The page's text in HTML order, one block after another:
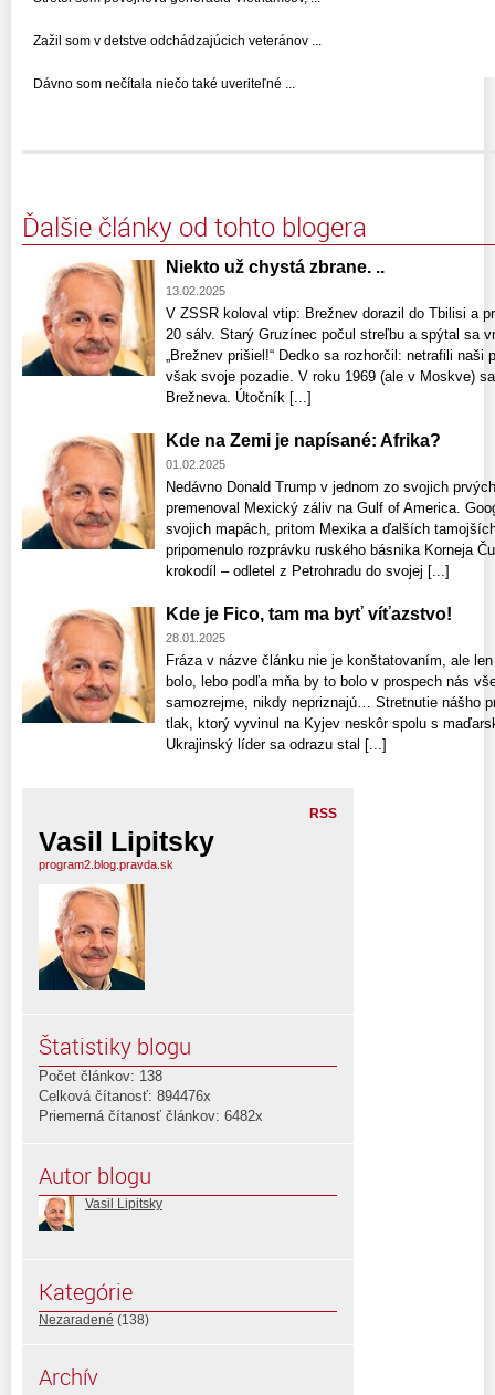
Zažil som v detstve odchádzajúcich veteránov ...
Dávno som nečítala niečo také uveriteľné ...
Ďalšie články od tohto blogera
Niekto už chystá zbrane. ..
13.02.2025
V ZSSR koloval vtip: Brežnev dorazil do Tbilisi a
20 sálv. Starý Gruzínec počul streľbu a spýtal sa
„Brežnev prišiel!“ Dedko sa rozhorčil: netrafili
však svoje pozadie. V roku 1969 (ale v Moskve)
Brežneva. Útočník [...]
Kde na Zemi je napísané: Afrika?
01.02.2025
Nedávno Donald Trump v jednom zo svojich
premenoval Mexický záliv na Gulf of America.
svojich mapách, pritom Mexika a ďalších
pripomenulo rozprávku ruského básnika Korneja
krokodíl – odletel z Petrohradu do svojej [...]
Kde je Fico, tam ma byť víťazstvo!
28.01.2025
Fráza v názve článku nie je konštatovaním, ale
bolo, lebo podľa mňa by to bolo v prospech nás
samozrejme, nikdy nepriznajú… Stretnutie nášho
tlak, ktorý vyvinul na Kyjev neskôr spolu s
Ukrajinský líder sa odrazu stal [...]
RSS
Vasil Lipitsky
program2.blog.pravda.sk
Štatistiky blogu
Počet článkov: 138
Celková čítanosť: 894476x
Priemerná čítanosť článkov: 6482x
Autor blogu
Vasil Lipitsky
Kategórie
Nezaradené (138)
Archív